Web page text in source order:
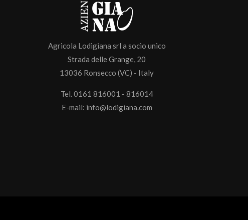
Agricola Lodigiana srl a socio unico
Strada delle Grange, 20
13036 Ronsecco (VC) - Italy
Tel. 0161 816001 - 816014
E-mail: info@lodigiana.com